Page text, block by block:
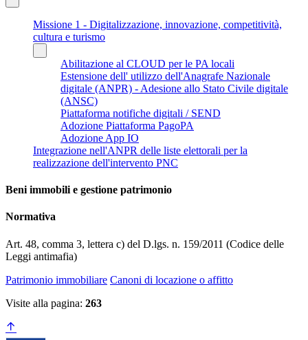
Missione 1 - Digitalizzazione, innovazione, competitività,
cultura e turismo
Abilitazione al CLOUD per le PA locali
Estensione dell' utilizzo dell'Anagrafe Nazionale
digitale (ANPR) - Adesione allo Stato Civile digitale
(ANSC)
Piattaforma notifiche digitali / SEND
Adozione Piattaforma PagoPA
Adozione App IO
Integrazione nell'ANPR delle liste elettorali per la
realizzazione dell'intervento PNC
Beni immobili e gestione patrimonio
Normativa
Art. 48, comma 3, lettera c) del D.lgs. n. 159/2011 (Codice delle
Leggi antimafia)
Patrimonio immobiliare Canoni di locazione o affitto
Visite alla pagina: 263